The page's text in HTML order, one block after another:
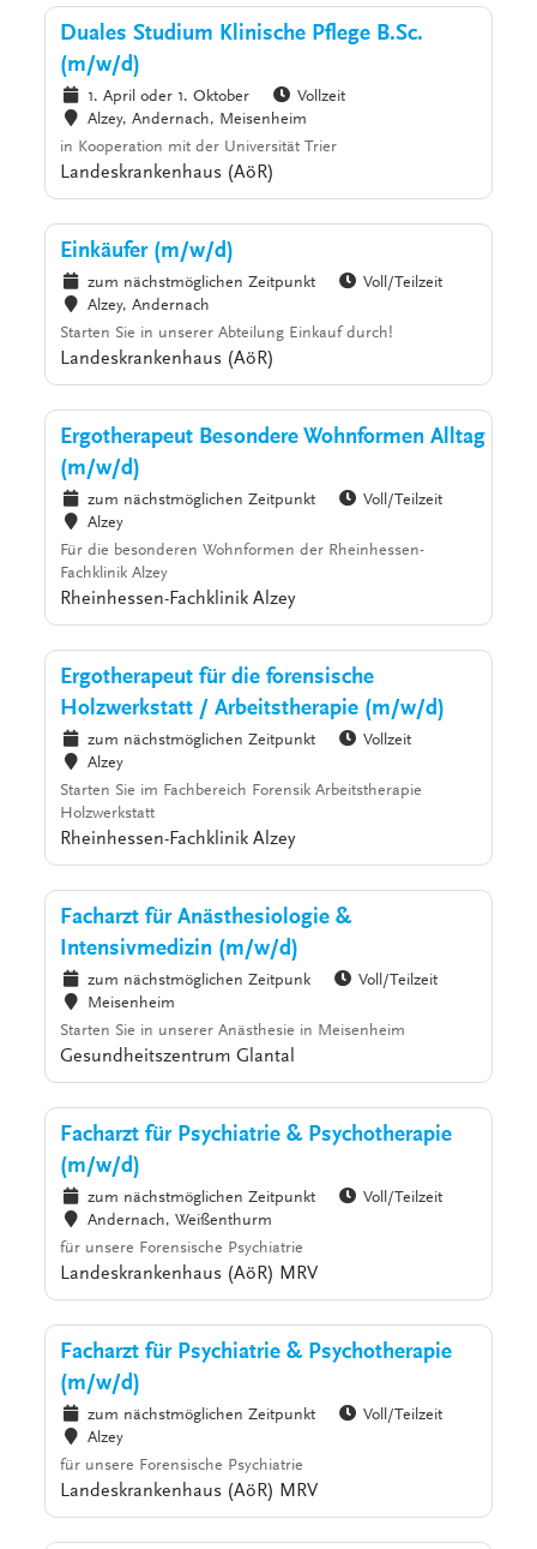
Duales Studium Klinische Pflege B.Sc.
(m/w/d)
1. April oder 1. Oktober
Vollzeit
Alzey, Andernach, Meisenheim
in Kooperation mit der Universität Trier
Landeskrankenhaus (AöR)
Einkäufer (m/w/d)
zum nächstmöglichen Zeitpunkt
Voll/Teilzeit
Alzey, Andernach
Starten Sie in unserer Abteilung Einkauf durch!
Landeskrankenhaus (AöR)
Ergotherapeut Besondere Wohnformen Alltag
(m/w/d)
zum nächstmöglichen Zeitpunkt
Voll/Teilzeit
Alzey
Für die besonderen Wohnformen der Rheinhessen-
Fachklinik Alzey
Rheinhessen-Fachklinik Alzey
Ergotherapeut für die forensische
Holzwerkstatt / Arbeitstherapie (m/w/d)
zum nächstmöglichen Zeitpunkt
Vollzeit
Alzey
Starten Sie im Fachbereich Forensik Arbeitstherapie
Holzwerkstatt
Rheinhessen-Fachklinik Alzey
Facharzt für Anästhesiologie &
Intensivmedizin (m/w/d)
zum nächstmöglichen Zeitpunk
Voll/Teilzeit
Meisenheim
Starten Sie in unserer Anästhesie in Meisenheim
Gesundheitszentrum Glantal
Facharzt für Psychiatrie & Psychotherapie
(m/w/d)
zum nächstmöglichen Zeitpunkt
Voll/Teilzeit
Andernach, Weißenthurm
für unsere Forensische Psychiatrie
Landeskrankenhaus (AöR) MRV
Facharzt für Psychiatrie & Psychotherapie
(m/w/d)
zum nächstmöglichen Zeitpunkt
Voll/Teilzeit
Alzey
für unsere Forensische Psychiatrie
Landeskrankenhaus (AöR) MRV